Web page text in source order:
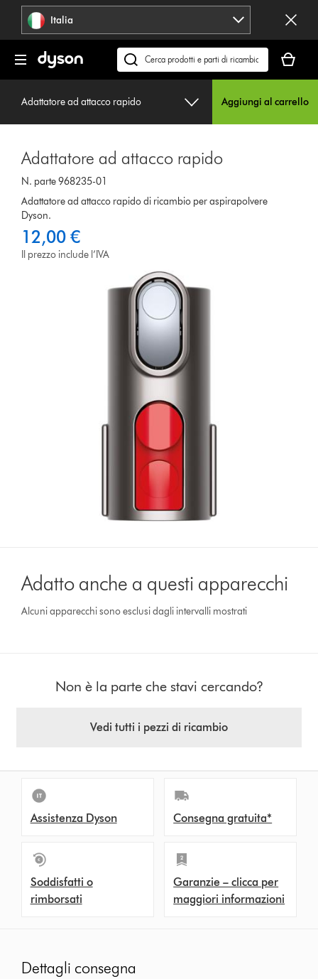
navigazione Italia
Cerca
su
dyson.it
carrello
è
Adattatore ad attacco rapido Aggiungi al carrello
Adattatore ad attacco rapido
N. parte 968235-01
Adattatore ad attacco rapido di ricambio per aspirapolvere
Dyson.
12,00 €
Il prezzo include l’IVA
Adatto anche a questi apparecchi
Alcuni apparecchi sono esclusi dagli intervalli mostrati
Non è la parte che stavi cercando?
Vedi tutti i pezzi di ricambio
Assistenza Dyson Consegna gratuita*
Soddisfatti o
rimborsati
Garanzie – clicca per
maggiori informazioni
Dettagli consegna